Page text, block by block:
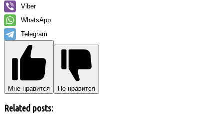
Viber
WhatsApp
Telegram
Мне нравится Не нравится
Related posts: